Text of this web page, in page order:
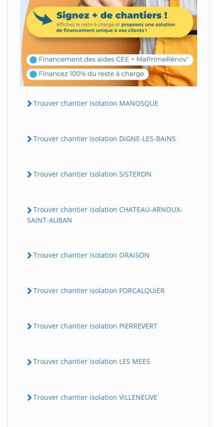
Trouver chantier isolation MANOSQUE
Trouver chantier isolation DiGNE-LES-BAiNS
Trouver chantier isolation SiSTERON
Trouver chantier isolation CHATEAU-ARNOUX-
SAiNT-AUBAN
Trouver chantier isolation ORAiSON
Trouver chantier isolation FORCALQUiER
Trouver chantier isolation PiERREVERT
Trouver chantier isolation LES MEES
Trouver chantier isolation ViLLENEUVE